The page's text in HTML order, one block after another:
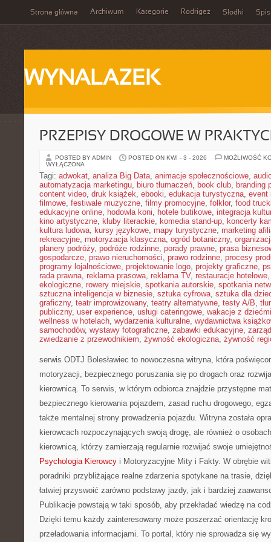
Strona główna Archiwum Kategorie Rodrigez Słodki Spis
WYNALAZEK
PRZEPISY DROGOWE W
POSTED BY ADMIN POSTED ON KWI - 3 - 2026
MOŻLIWOŚĆ
WYŁĄCZONA
Tagi: adwokat, analiza Big Data, animacje społecznościowe,
automatyzacja marketingu, biuro tłumaczeń, book club, branding
content video, druk książek, ebooki, edukacja turystyczna, event
filmowe, festiwale muzyczne, filmy promocyjne, folklor, food
edukacyjne online, hodowla koni, hotele butikowe, integracja
kino artystyczne, kluby literackie, komedia stand-up, koncerty
kultura ludowa, kursy językowe, mapy turystyczne, marketing
rekreacyjne, motoryzacja klasyczna, ogród botaniczny,
planery podróży, podróże rodzinne, porady prawne, prasa
gospodarcze, prawo nieruchomości, prawo rodzinne, procesy
programy lojalnościowe, projektowanie logo, projekty graficzne,
rada prawna, reklama prasowa, reklama TV, restauracje hotelowe
ekologiczne, rowery miejskie, spotkania autorskie, spotkania
sztuczna inteligencja w biznesie, sztuka cyfrowa, sztuka dla
graficzny, teatr improwizowany, teatry alternatywne, testy A/B,
publiczny, user experience, usługi cateringowe, wakacje z dziećmi
wellness w hotelach, wydarzenia kulturalne, wydawnictwa
samochodów, wystawy fotograficzne, zabawki edukacyjne,
zwiedzanie z przewodnikiem, żywność ekologiczna, żywność
serwis ODTJ Bolesławiec to nowoczesna witryna, która
motoryzacji, bezpiecznego poruszania się po drogach oraz
kierownicą. To serwis, w którym odbiorca znajdzie przystępne
bezpiecznego kierowania pojazdem, zasad ruchu drogowego,
także mentalnej strony prowadzenia pojazdu. Witryna została
kierowcach rozpoczynających swoją drogę, ale również o
kierownicą, którzy zamierzają regularnie rozwijać swoje
Psychologia Kierowcy i Motoryzacyjne Mity i Fakty. W obrębie
poradniki przybliżające realne zdarzenia spotykane na trasie,
łatwiej przyswoić zarówno podstawy jazdy, jak i bardziej
Publikacje powstają w taki sposób, aby przekładać wiedzę na
Dzięki temu każdy zainteresowany może poszerzać orientację
przeładowania informacjami. To portal, który nie sprowadza się